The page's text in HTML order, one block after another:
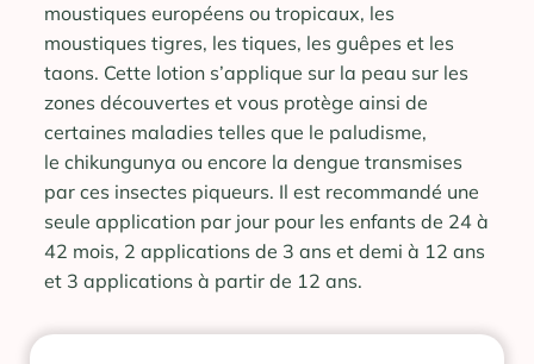
moustiques européens ou tropicaux, les
moustiques tigres, les tiques, les guêpes et les
taons. Cette lotion s’applique sur la peau sur les
zones découvertes et vous protège ainsi de
certaines maladies telles que le paludisme,
le chikungunya ou encore la dengue transmises
par ces insectes piqueurs. Il est recommandé une
seule application par jour pour les enfants de 24 à
42 mois, 2 applications de 3 ans et demi à 12 ans
et 3 applications à partir de 12 ans.